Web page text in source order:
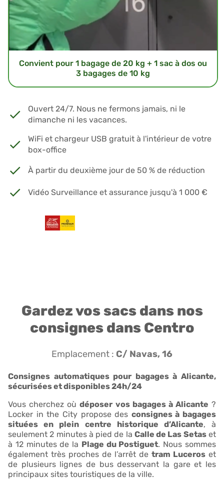
Convient pour 1 bagage de 20 kg + 1 sac à dos ou
3 bagages de 10 kg
Ouvert 24/7. Nous ne fermons jamais, ni le
dimanche ni les vacances.
WiFi et chargeur USB gratuit à l'intérieur de votre
box-office
À partir du deuxième jour de 50 % de réduction
Vidéo Surveillance et assurance jusqu'à 1 000 €
Gardez vos sacs dans nos
consignes dans Centro
Emplacement : C/ Navas, 16
Consignes automatiques pour bagages à Alicante,
sécurisées et disponibles 24h/24
Vous cherchez oùdéposer vos bagages à Alicante ?
Locker in the City propose des consignes à bagages
situées en plein centre historique d’Alicante, à
seulement 2 minutes à pied de la Calle de Las Setaset
à 12 minutes de la Plage du Postiguet. Nous sommes
également très proches de l’arrêt de tram Luceros et
de plusieurs lignes de bus desservant la gare et les
principaux sites touristiques de la ville.